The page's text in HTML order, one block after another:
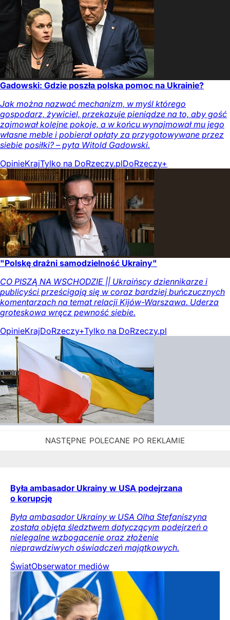
Gadowski: Gdzie poszła polska pomoc na Ukrainie?
Jak można nazwać mechanizm, w myśl którego
gospodarz, żywiciel, przekazuje pieniądze na to, aby gość
zajmował kolejne pokoje, a w końcu wynajmował mu jego
własne meble i pobierał opłaty za przygotowywane przez
siebie posiłki? – pyta Witold Gadowski.
OpinieKrajTylko na DoRzeczy.plDoRzeczy+
"Polskę drażni samodzielność Ukrainy"
CO PISZĄ NA WSCHODZIE || Ukraińscy dziennikarze i
publicyści prześcigają się w coraz bardziej buńczucznych
komentarzach na temat relacji Kijów-Warszawa. Uderza
groteskowa wręcz pewność siebie.
OpinieKrajDoRzeczy+Tylko na DoRzeczy.pl
Była ambasador Ukrainy w USA podejrzana
o korupcję
Była ambasador Ukrainy w USA Olha Stefaniszyna
została objęta śledztwem dotyczącym podejrzeń o
nielegalne wzbogacenie oraz złożenie
nieprawdziwych oświadczeń majątkowych.
ŚwiatObserwator mediów